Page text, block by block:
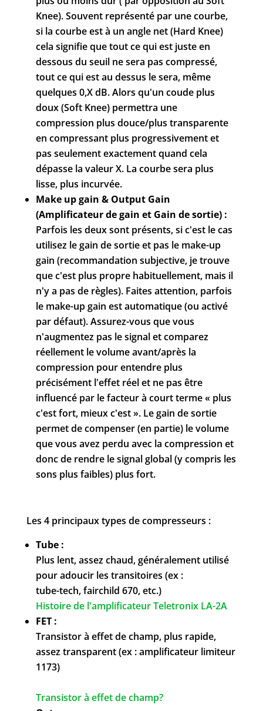
Knee). Souvent représenté par une courbe,
si la courbe est à un angle net (Hard Knee)
cela signifie que tout ce qui est juste en
dessous du seuil ne sera pas compressé,
tout ce qui est au dessus le sera, même
quelques 0,X dB. Alors qu'un coude plus
doux (Soft Knee) permettra une
compression plus douce/plus transparente
en compressant plus progressivement et
pas seulement exactement quand cela
dépasse la valeur X. La courbe sera plus
lisse, plus incurvée.
Make up gain & Output Gain
(Amplificateur de gain et Gain de sortie) :
Parfois les deux sont présents, si c'est le cas
utilisez le gain de sortie et pas le make-up
gain (recommandation subjective, je trouve
que c'est plus propre habituellement, mais il
n'y a pas de règles). Faites attention, parfois
le make-up gain est automatique (ou activé
par défaut). Assurez-vous que vous
n'augmentez pas le signal et comparez
réellement le volume avant/après la
compression pour entendre plus
précisément l'effet réel et ne pas être
influencé par le facteur à court terme « plus
c'est fort, mieux c'est ». Le gain de sortie
permet de compenser (en partie) le volume
que vous avez perdu avec la compression et
donc de rendre le signal global (y compris les
sons plus faibles) plus fort.
Les 4 principaux types de compresseurs :
Tube :
Plus lent, assez chaud, généralement utilisé
pour adoucir les transitoires (ex :
tube-tech, fairchild 670, etc.)
Histoire de l'amplificateur Teletronix LA-2A
FET :
Transistor à effet de champ, plus rapide,
assez transparent (ex : amplificateur limiteur
1173)
Transistor à effet de champ?